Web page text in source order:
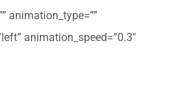
animation_type=””
animation_speed=”0.3″